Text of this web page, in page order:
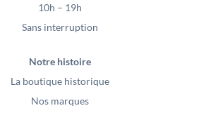
10h – 19h
Sans interruption
Notre histoire
La boutique historique
Nos marques